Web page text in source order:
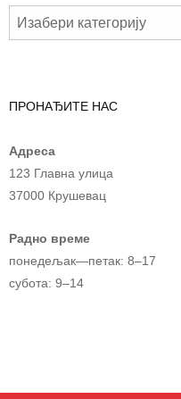
ПРОНАЂИТЕ НАС
Адреса
123 Главна улица
37000 Крушевац
Радно време
понедељак—петак: 8–17
субота: 9–14